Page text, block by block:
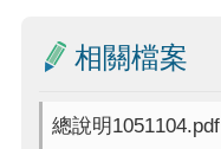
相關檔案
總說明1051104.pdf